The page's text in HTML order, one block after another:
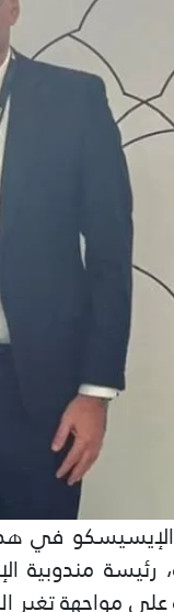
غير راض
في
رئيسة مندوبية
على مواجهة تغير